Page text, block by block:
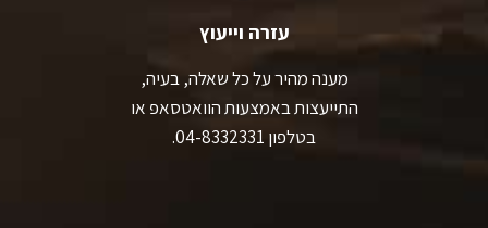
עזרה וייעוץ
מענה מהיר על כל שאלה, בעיה,
התייעצות באמצעות הוואטסאפ או
בטלפון 04-8332331.